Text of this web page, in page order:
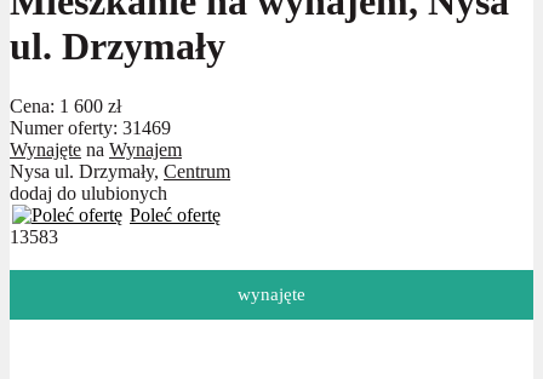
ul. Drzymały
Cena: 1 600 zł
Numer oferty: 31469
Wynajęte na Wynajem
Nysa ul. Drzymały, Centrum
dodaj do ulubionych
Poleć ofertę
13583
wynajęte